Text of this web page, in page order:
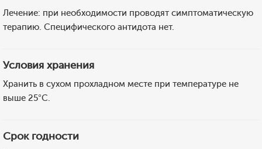
Лечение: при необходимости проводят симптоматическую
терапию. Специфического антидота нет.
Условия хранения
Хранить в сухом прохладном месте при температуре не
выше 25°C.
Срок годности